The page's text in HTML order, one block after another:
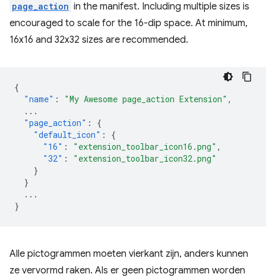
page_action in the manifest. Including multiple sizes is
encouraged to scale for the 16-dip space. At minimum,
16x16 and 32x32 sizes are recommended.
{
"name" : "My Awesome page_action Extension" ,
...
"page_action" :
{
"default_icon" :
{
"16" : "extension_toolbar_icon16.png" ,
"32" :
"extension_toolbar_icon32.png"
}
}
...
}
Alle pictogrammen moeten vierkant zijn, anders kunnen
ze vervormd raken. Als er geen pictogrammen worden